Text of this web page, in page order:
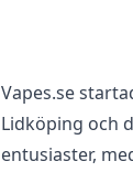
Vapes.se
Lidköping och
entusiaster,